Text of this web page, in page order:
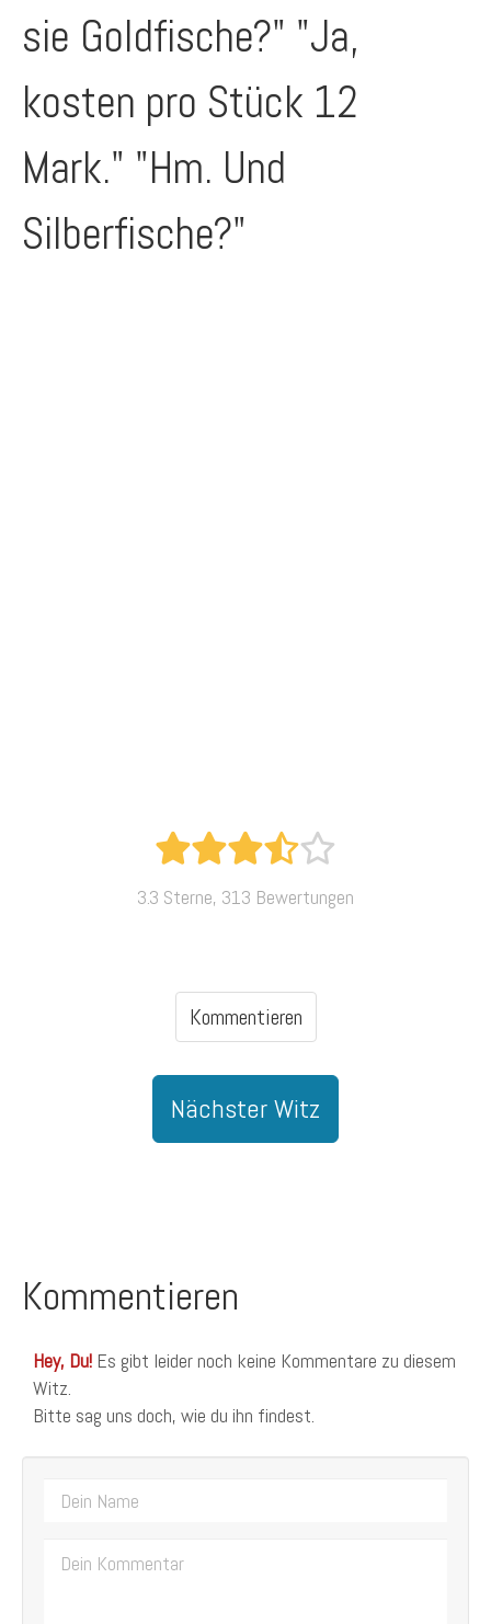
sie Goldfische?" "Ja,
kosten pro Stück 12
Mark." "Hm. Und
Silberfische?"
3.3 Sterne, 313 Bewertungen
Kommentieren
Nächster Witz
Kommentieren
Hey, Du! Es gibt leider noch keine Kommentare zu diesem
Witz.
Bitte sag uns doch, wie du ihn findest.